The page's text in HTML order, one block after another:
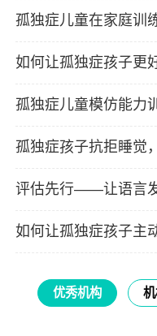
孤独症儿童在家庭训
哪些？
如何让孤独症孩子更
定要看！
孤独症儿童模仿能力
孤独症孩子抗拒睡觉
评估先行——让语言
预时机！
如何让孤独症孩子主
优秀机构